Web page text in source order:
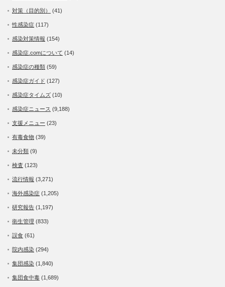
対策（目的別） (41)
性感染症 (117)
感染対策情報 (154)
感染症.comについて (14)
感染症の種類 (59)
感染症ガイド (127)
感染症タイムズ (10)
感染症ニュース (9,188)
支援メニュー (23)
有毒食物 (39)
未分類 (9)
検査 (123)
流行情報 (3,271)
海外感染症 (1,205)
研究報告 (1,197)
衛生管理 (833)
誤食 (61)
院内感染 (294)
集団感染 (1,840)
集団食中毒 (1,689)